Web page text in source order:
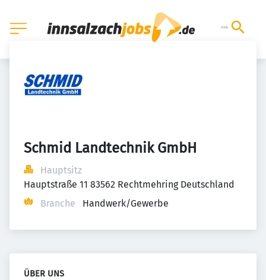
Schmid Landtechnik GmbH
Hauptsitz
Hauptstraße 11 83562 Rechtmehring Deutschland
Branche
Handwerk/Gewerbe
ÜBER UNS